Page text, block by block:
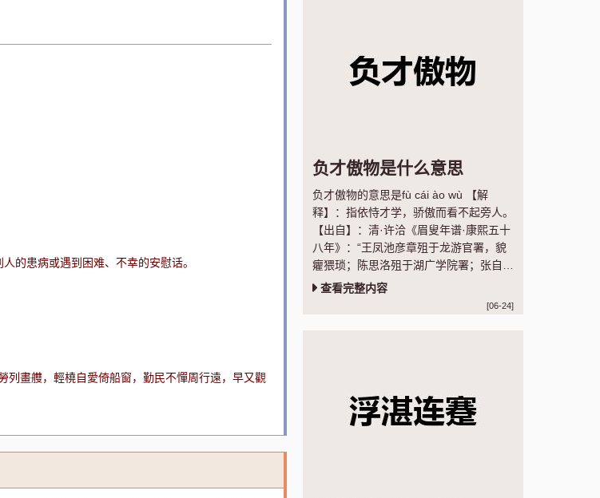
的患病或遇到困难、不幸的安慰话。
列畫艭，輕橈自愛倚船窗，勤民不憚周行遠，早又觀
负才傲物是什么意思
负才傲物的意思是fù cái ào wù 【解
释】：指依恃才学，骄傲而看不起旁人。
【出自】：清·许洽《眉叟年谱·康熙五十
八年》：“王凤池彦章殂于龙游官署，貌
癯猥琐；陈思洛殂于湖广学院署；张自服
于徽州馆，皆负才傲物者也。”
查看完整内容
[06-24]